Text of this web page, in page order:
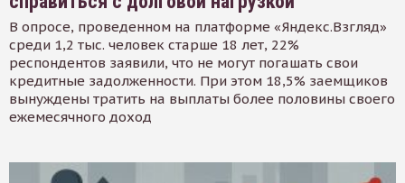
В опросе, проведенном на платформе «Яндекс.Взгляд»
среди 1,2 тыс. человек старше 18 лет, 22%
респондентов заявили, что не могут погашать свои
кредитные задолженности. При этом 18,5% заемщиков
вынуждены тратить на выплаты более половины своего
ежемесячного доход